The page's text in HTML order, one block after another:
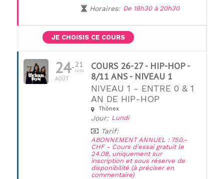
Horaires: De 18h30 à 20h30
JE CHOISIS CE COURS
UNE QUESTION ?
24
AOÛT
21
JUIN
COURS 26-27 - HIP-HOP -
8/11 ANS - NIVEAU 1
NIVEAU 1 - ENTRE 0 & 1
AN DE HIP-HOP
Thônex
Jour: Lundi
Tarif:
ABONNEMENT ANNUEL : 750.-
CHF - Cours d'essai gratuit le
24.08, uniquement sur
inscription et sous réserve de
disponibilité (à préciser en
commentaire)